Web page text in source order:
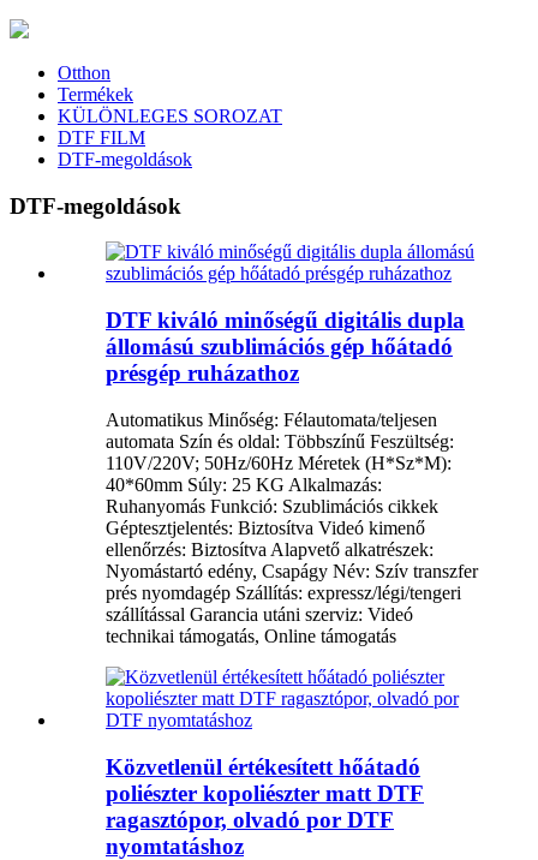
Otthon
Termékek
KÜLÖNLEGES SOROZAT
DTF FILM
DTF-megoldások
DTF-megoldások
DTF kiváló minőségű digitális dupla
állomású szublimációs gép hőátadó
présgép ruházathoz
Automatikus Minőség: Félautomata/teljesen
automata Szín és oldal: Többszínű Feszültség:
110V/220V; 50Hz/60Hz Méretek (H*Sz*M):
40*60mm Súly: 25 KG Alkalmazás:
Ruhanyomás Funkció: Szublimációs cikkek
Géptesztjelentés: Biztosítva Videó kimenő
ellenőrzés: Biztosítva Alapvető alkatrészek:
Nyomástartó edény, Csapágy Név: Szív transzfer
prés nyomdagép Szállítás: expressz/légi/tengeri
szállítással Garancia utáni szerviz: Videó
technikai támogatás, Online támogatás
Közvetlenül értékesített hőátadó
poliészter kopoliészter matt DTF
ragasztópor, olvadó por DTF
nyomtatáshoz